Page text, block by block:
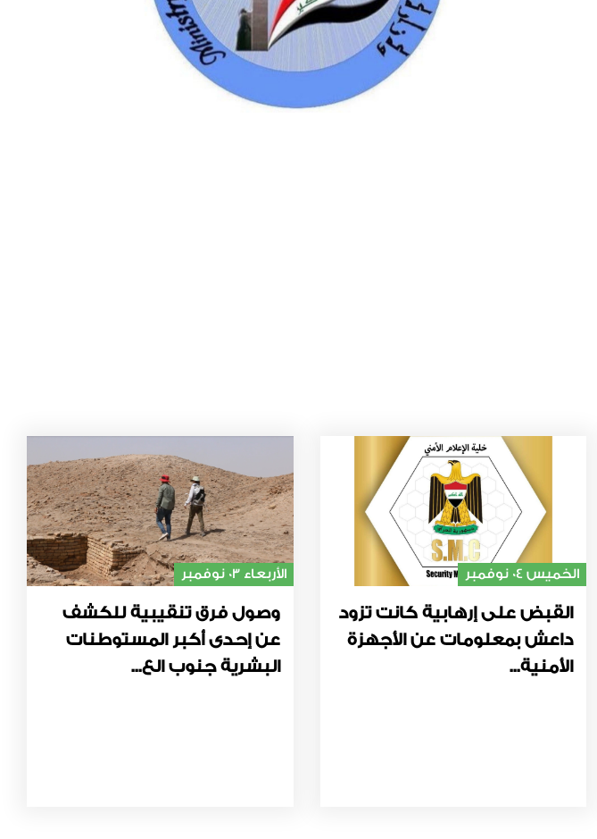
الخميس 04 نوفمبر
القبض على إرهابية كانت تزود
داعش بمعلومات عن الأجهزة
الأمنية...
الأربعاء 03 نوفمبر
وصول فرق تنقيبية للكشف
عن إحدى أكبر المستوطنات
البشرية جنوب الع...